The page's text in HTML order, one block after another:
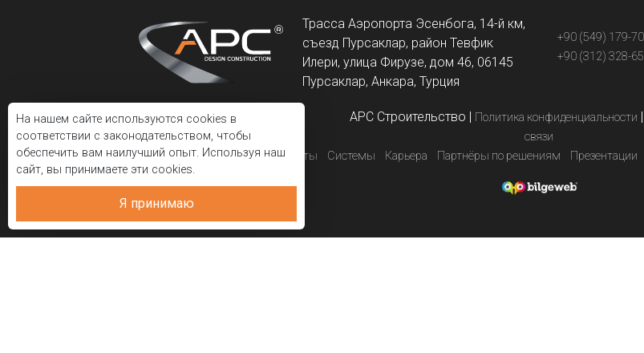
На нашем сайте используются cookies в
соответствии с законодательством, чтобы
обеспечить вам наилучший опыт. Используя наш
сайт, вы принимаете эти cookies.
Я принимаю
Трасса Аэропорта Эсенбога, 14-й км,
съезд Пурсаклар, район Тевфик
Илери, улица Фирузе, дом 46, 06145
Пурсаклар, Анкара, Турция
+90 (549) 179-
+90 (312) 328-
APC Строительство | Политика конфиденциальности |
связи
Корпоративный
Проекты Системы Карьера Партнёры по решениям Презентации